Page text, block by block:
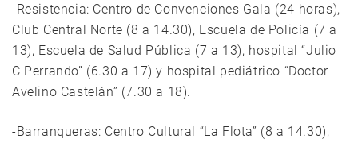
-Resistencia: Centro de Convenciones Gala (24 horas),
Club Central Norte (8 a 14.30), Escuela de Policía (7 a
13), Escuela de Salud Pública (7 a 13), hospital “Julio
C Perrando” (6.30 a 17) y hospital pediátrico “Doctor
Avelino Castelán” (7.30 a 18).
-Barranqueras: Centro Cultural “La Flota” (8 a 14.30),